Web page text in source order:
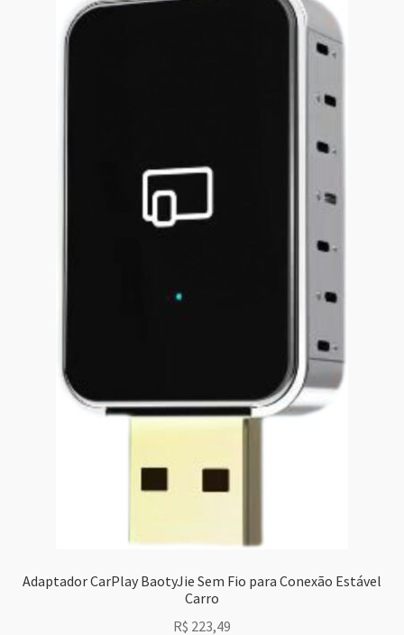
Adaptador CarPlay BaotyJie Sem Fio para Conexão Estável
Carro
R$ 223,49